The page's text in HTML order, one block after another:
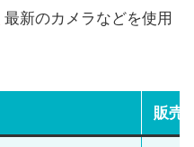
最新のカメラなどを使用
販売